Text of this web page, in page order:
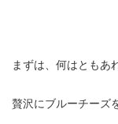
まずは、何はともあ
贅沢にブルーチーズ